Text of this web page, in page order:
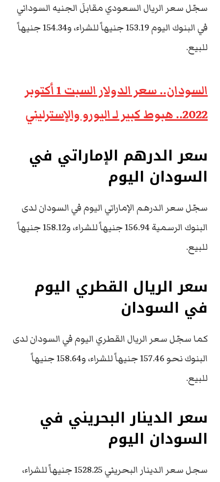
سجّل سعر الريال السعودي مقابلَ الجنيه السوداني
في البنوك اليوم 153.19 جنيهاً للشراء، و154.34 جنيهاً
للبيع.
السودان.. سعر الدولار السبت 1 أكتوبر
2022.. هبوط كبير لـ اليورو والإسترليني
سعر الدرهم الإماراتي في
السودان اليوم
سجّل سعر الدرهم الإماراتي اليوم في السودان لدى
البنوك الرسمية 156.94 جنيهاً للشراء، و158.12 جنيهاً
للبيع.
سعر الريال القطري اليوم
في السودان
كما سجّل سعر الريال القطري اليوم في السودان لدى
البنوك نحو 157.46 جنيهاً للشراء، و158.64 جنيهاً
للبيع.
سعر الدينار البحريني في
السودان اليوم
سجل سعر الدينار البحريني 1528.25 جنيهاً للشراء،